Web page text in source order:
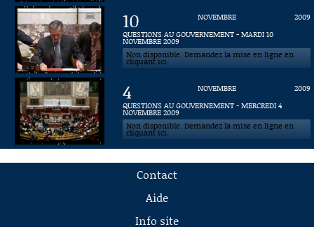
10 NOVEMBRE
2009
QUESTIONS AU GOUVERNEMENT - MARDI 10
NOVEMBRE 2009
Non disponible. Demandez la mise en ligne en
cliquant ici.
4 NOVEMBRE
2009
QUESTIONS AU GOUVERNEMENT - MERCREDI 4
NOVEMBRE 2009
Non disponible. Demandez la mise en ligne en
cliquant ici.
Contact
Aide
Info site